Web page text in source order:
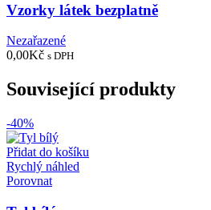
Vzorky látek bezplatně
Nezařazené
0,00Kč s DPH
Související produkty
-40%
Přidat do košíku
Rychlý náhled
Porovnat